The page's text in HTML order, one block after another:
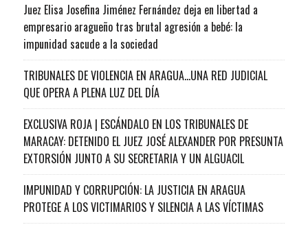
Juez Elisa Josefina Jiménez Fernández deja en libertad a
empresario aragueño tras brutal agresión a bebé: la
impunidad sacude a la sociedad
TRIBUNALES DE VIOLENCIA EN ARAGUA…UNA RED JUDICIAL
QUE OPERA A PLENA LUZ DEL DÍA
EXCLUSIVA ROJA | ESCÁNDALO EN LOS TRIBUNALES DE
MARACAY: DETENIDO EL JUEZ JOSÉ ALEXANDER POR PRESUNTA
EXTORSIÓN JUNTO A SU SECRETARIA Y UN ALGUACIL
IMPUNIDAD Y CORRUPCIÓN: LA JUSTICIA EN ARAGUA
PROTEGE A LOS VICTIMARIOS Y SILENCIA A LAS VÍCTIMAS